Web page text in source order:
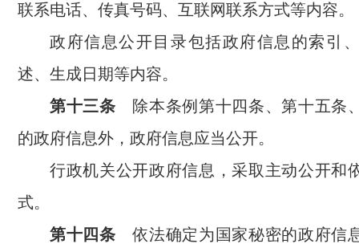
联系电话、传真号码、互联网联系方式等内容。
政府信息公开目录包括政府信息的索引
述、生成日期等内容。
第十三条 除本条例第十四条、第十五条
的政府信息外，政府信息应当公开。
行政机关公开政府信息，采取主动公开和
式。
第十四条 依法确定为国家秘密的政府信